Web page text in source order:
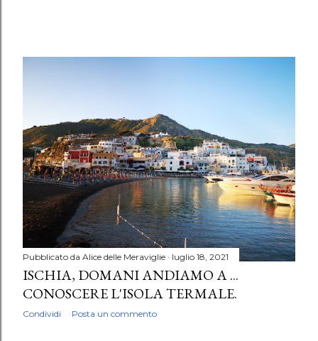
Pubblicato da Alice delle Meraviglie luglio 18, 2021
ISCHIA, DOMANI ANDIAMO A ...
CONOSCERE L'ISOLA TERMALE.
Condividi Posta un commento